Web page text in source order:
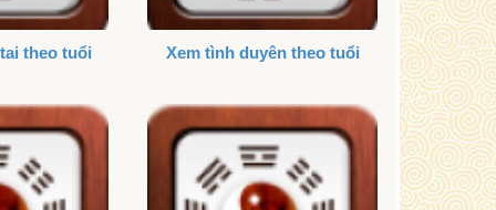
theo tuổi Xem tình duyên theo tuổi